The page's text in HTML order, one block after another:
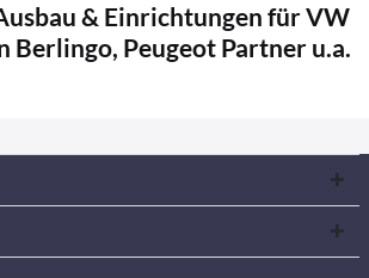
& Einrichtungen für VW
Berlingo, Peugeot Partner u.a.